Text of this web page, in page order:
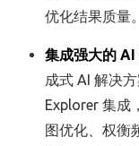
优化结果质量。
集成强大的 AI
成式 AI 解决
Explorer 集成
图优化、权衡